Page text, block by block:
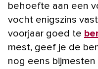
behoefte aan een
vocht enigszins
voorjaar goed te
mest, geef je de
nog eens bijmesten